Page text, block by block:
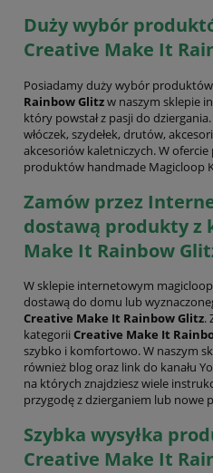
Duży wybór
Creative Make It
Posiadamy duży wybór
Rainbow Glitzw naszym sklepie
który powstał z pasji do
włóczek, szydełek, drutów,
akcesoriów kaletniczych. W
produktów handmade Magicloop
Zamów przez
dostawą produkty z
Make It Rainbow
W sklepie internetowym
dostawą do domu lub
Creative Make It Rainbow Glitz.
kategorii Creative Make It
szybko i komfortowo. W naszym
również blog oraz link do kanału
na których znajdziesz wiele
przygodę z dzierganiem lub nowe
Szybka wysyłka
Creative Make It